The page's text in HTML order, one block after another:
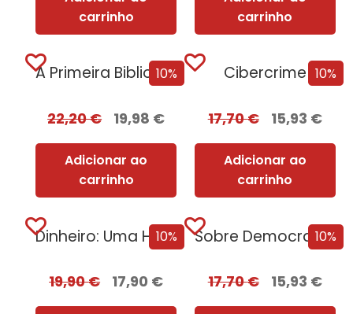
carrinho
carrinho
10%
A Primeira Biblioteca da Humanidade
22,20€ 19,98 €
Adicionar ao
carrinho
10%
Cibercrime
17,70€ 15,93 €
Adicionar ao
carrinho
10%
Dinheiro: Uma História da Humanidade
19,90€ 17,90 €
10%
Sobre Democracias e Cultos de Morte
17,70€ 15,93 €